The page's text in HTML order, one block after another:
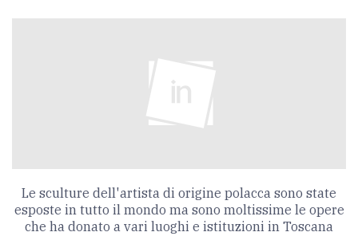
Le sculture dell'artista di origine polacca sono state
esposte in tutto il mondo ma sono moltissime le opere
che ha donato a vari luoghi e istituzioni in Toscana